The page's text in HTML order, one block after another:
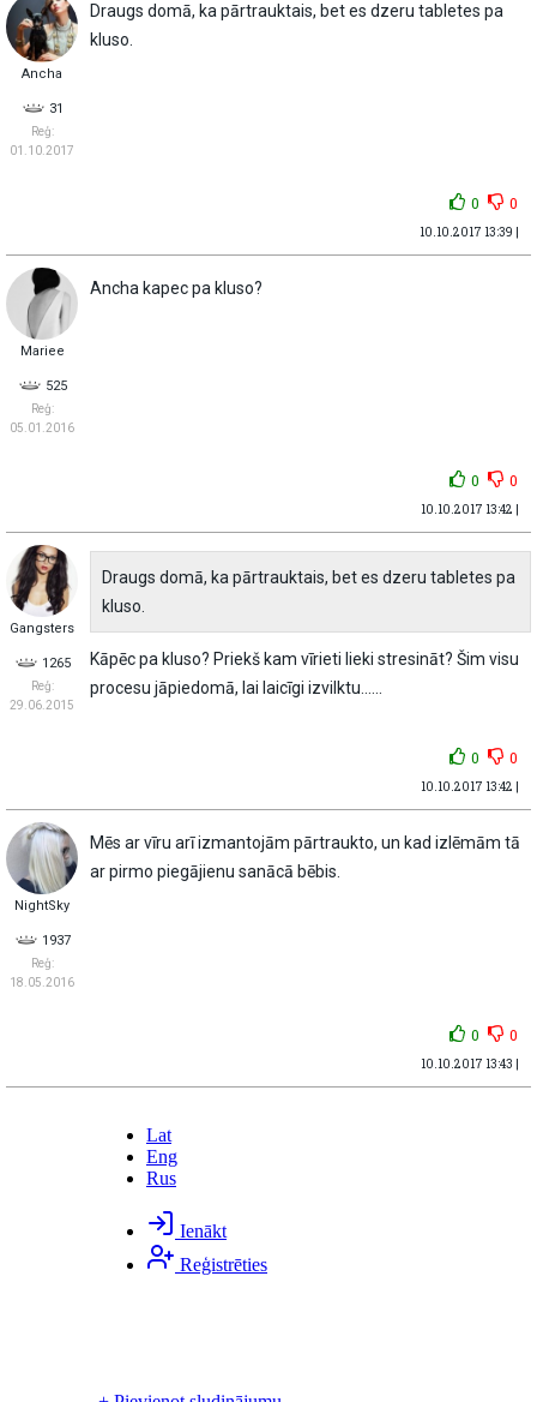
Ancha
31
Reģ:
01.10.2017
Draugs domā, ka pārtrauktais, bet es dzeru tabletes pa
kluso.
0 0
10.10.2017 13:39 |
Mariee
525
Reģ:
05.01.2016
Ancha kapec pa kluso?
0 0
10.10.2017 13:42 |
Gangsters
1265
Reģ:
29.06.2015
Draugs domā, ka pārtrauktais, bet es dzeru tabletes pa
kluso.
Kāpēc pa kluso? Priekš kam vīrieti lieki stresināt? Šim visu
procesu jāpiedomā, lai laicīgi izvilktu......
0 0
10.10.2017 13:42 |
NightSky
1937
Reģ:
18.05.2016
Mēs ar vīru arī izmantojām pārtraukto, un kad izlēmām tā
ar pirmo piegājienu sanācā bēbis.
0 0
10.10.2017 13:43 |